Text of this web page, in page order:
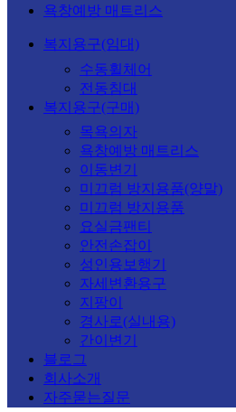
욕창예방 매트리스
복지용구(임대)
수동휠체어
전동침대
복지용구(구매)
목욕의자
욕창예방 매트리스
이동변기
미끄럼 방지용품(양말)
미끄럼 방지용품
요실금팬티
안전손잡이
성인용보행기
자세변환용구
지팡이
경사로(실내용)
간이변기
블로그
회사소개
자주묻는질문